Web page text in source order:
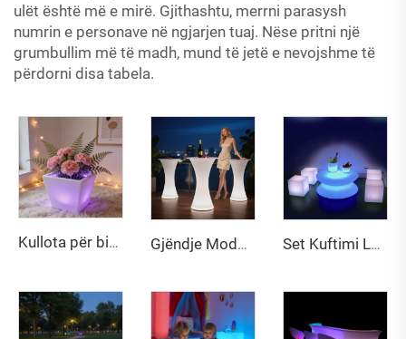
ulët është më e mirë. Gjithashtu, merrni parasysh
numrin e personave në ngjarjen tuaj. Nëse pritni një
grumbullim më të madh, mund të jetë e nevojshme të
përdorni disa tabela.
Kullota për bimë (3 madhësi) – Kullota me ndricim me ngjyra që ndryshojnë Gjëndje Moderne Eco-Friendly, Rezistente ndaj Ujit, me LED për Ambient të Jashtëm, Meqe dhe Karrige për Festa dhe Evenimente Set Kuftimi LED i Vogël Rrotullues me Dritë, Mobilje LED me 16 Ngjyra RGB që Ndërrojnë me Telekomandë, rezistente ndaj ujit për Bar Parti brenda dhe jashtë shtëpisë